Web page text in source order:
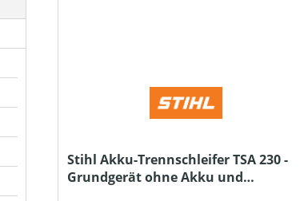
(IN MM)
Stihl Akku-Trennschleifer TSA 230 -
Grundgerät ohne Akku und